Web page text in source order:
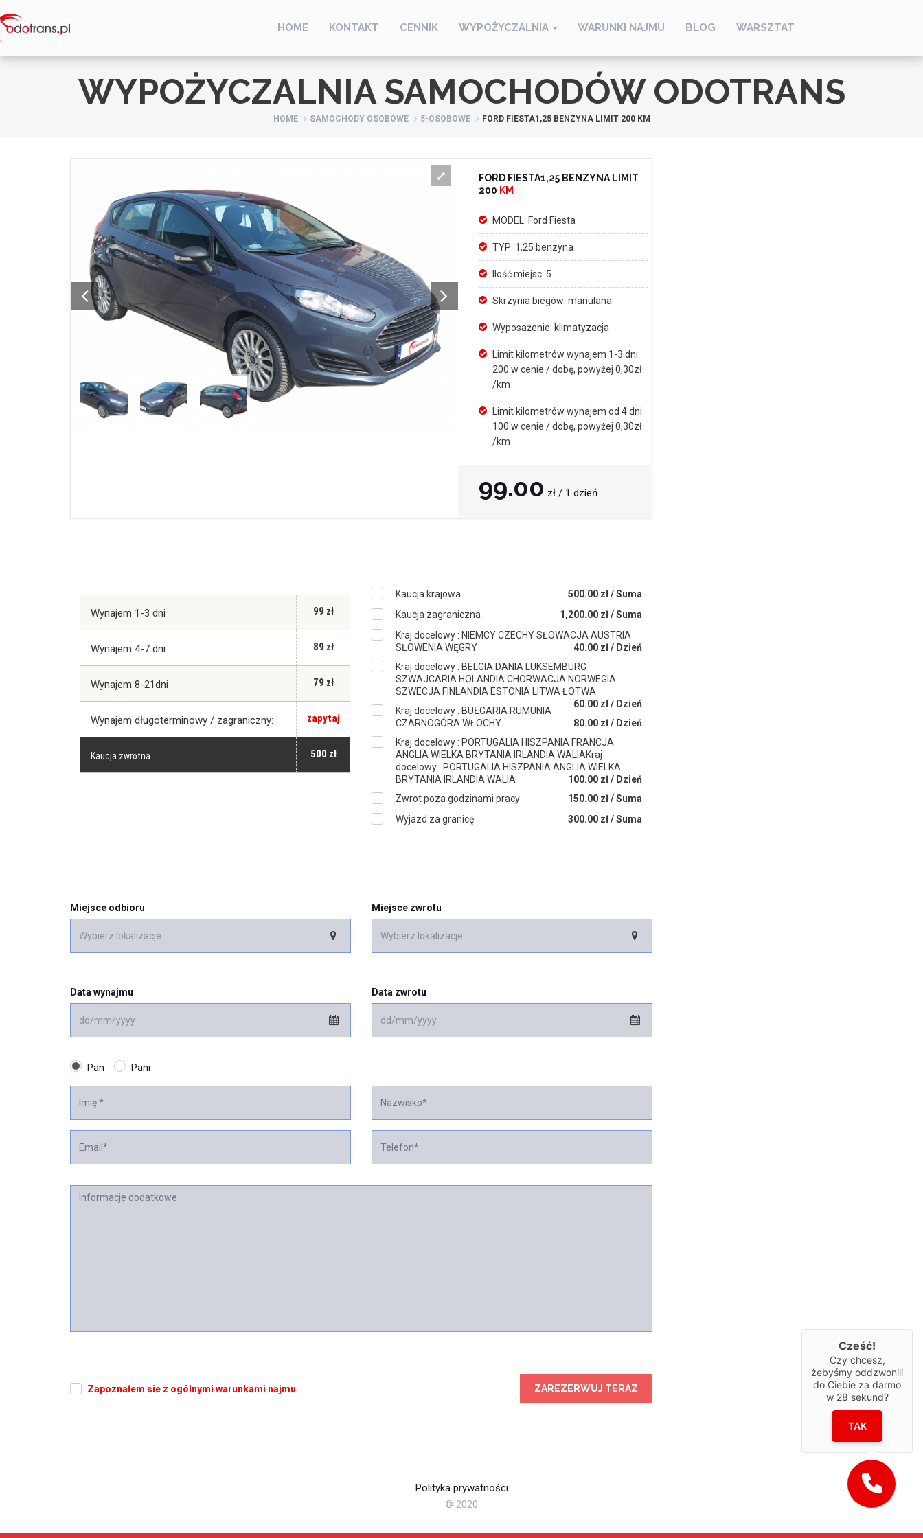
HOME KONTAKT CENNIK WYPOŻYCZALNIA WARUNKI NAJMU BLOG WARSZTAT
WYPOŻYCZALNIA SAMOCHODÓW ODOTRANS
HOME SAMOCHODY OSOBOWE 5-OSOBOWE FORD FIESTA1,25 BENZYNA LIMIT 200 KM
FORD FIESTA1,25 BENZYNA LIMIT
200 KM
MODEL: Ford Fiesta
TYP: 1,25 benzyna
Ilość miejsc: 5
Skrzynia biegów: manulana
Wyposażenie: klimatyzacja
Limit kilometrów wynajem 1-3 dni:
200 w cenie / dobę, powyżej 0,30zł
/km
Limit kilometrów wynajem od 4 dni:
100 w cenie / dobę, powyżej 0,30zł
/km
99.00 zł / 1 dzień
Wynajem 1-3 dni 99 zł
Wynajem 4-7 dni 89 zł
Wynajem 8-21dni 79 zł
Wynajem długoterminowy / zagraniczny: zapytaj
Kaucja zwrotna 500 zł
Kaucja krajowa
500.00 zł / Suma
Kaucja zagraniczna
1,200.00 zł / Suma
Kraj docelowy : NIEMCY CZECHY SŁOWACJA AUSTRIA
SŁOWENIA WĘGRY
40.00 zł / Dzień
Kraj docelowy : BELGIA DANIA LUKSEMBURG
SZWAJCARIA HOLANDIA CHORWACJA NORWEGIA
SZWECJA FINLANDIA ESTONIA LITWA ŁOTWA
60.00 zł / Dzień
Kraj docelowy : BUŁGARIA RUMUNIA
CZARNOGÓRA WŁOCHY
80.00 zł / Dzień
Kraj docelowy : PORTUGALIA HISZPANIA FRANCJA
ANGLIA WIELKA BRYTANIA IRLANDIA WALIAKraj
docelowy : PORTUGALIA HISZPANIA ANGLIA WIELKA
BRYTANIA IRLANDIA WALIA
100.00 zł / Dzień
Zwrot poza godzinami pracy
150.00 zł / Suma
Wyjazd za granicę
300.00 zł / Suma
Miejsce odbioru Miejsce zwrotu
Data wynajmu Data zwrotu
Pan Pani
Zapoznałem sie z ogólnymi warunkami najmu ZAREZERWUJ TERAZ
Polityka prywatności
© 2020
Cześć!
Czy chcesz,
żebyśmy oddzwonili
do Ciebie za darmo
w 28 sekund?
TAK